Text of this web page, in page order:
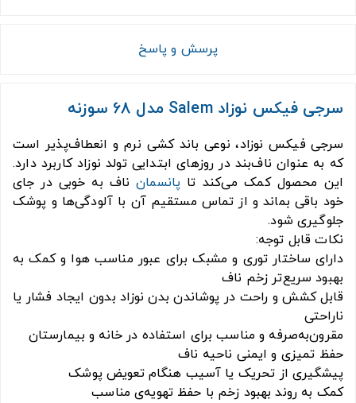
پرسش و پاسخ
سرجی فیکس نوزاد Salem مدل 68 سوزنه
سرجی فیکس نوزاد، نوعی باند کشی نرم و انعطاف‌پذیر است
که به عنوان ناف‌بند در روزهای ابتدایی تولد نوزاد کاربرد دارد.
این محصول کمک می‌کند تا پانسمانناف به خوبی در جای
خود باقی بماند و از تماس مستقیم آن با آلودگی‌ها و پوشک
جلوگیری شود.
نکات قابل توجه:
دارای ساختار توری و مشبک برای عبور مناسب هوا و کمک به
بهبود سریع‌تر زخم ناف
قابل کشش و راحت در پوشاندن بدن نوزاد بدون ایجاد فشار یا
ناراحتی
مقرون‌به‌صرفه و مناسب برای استفاده در خانه و بیمارستان
حفظ تمیزی و ایمنی ناحیه ناف
پیشگیری از تحریک یا آسیب هنگام تعویض پوشک
کمک به روند بهبود زخم با حفظ تهویه‌ی مناسب